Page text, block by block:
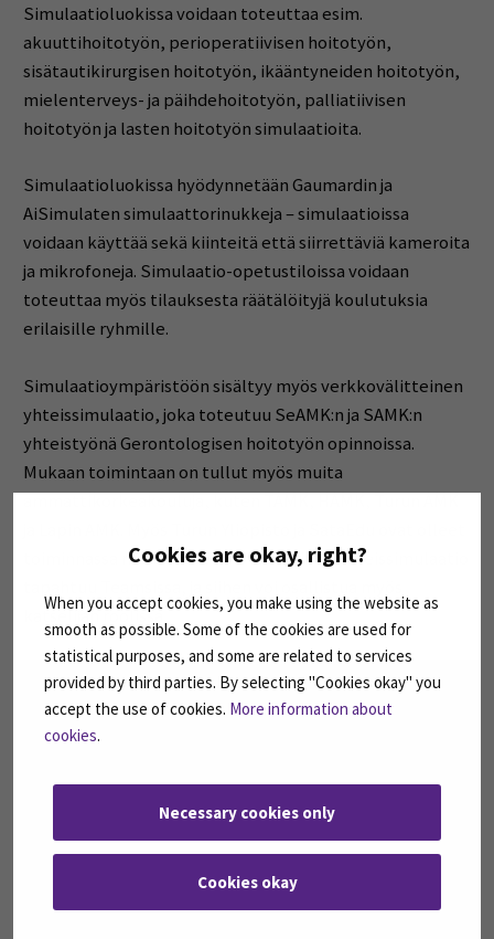
Cookies are okay, right?
When you accept cookies, you make using the website as
smooth as possible. Some of the cookies are used for
statistical purposes, and some are related to services
provided by third parties. By selecting "Cookies okay" you
accept the use of cookies. More information about
cookies.
Necessary cookies only
Cookies okay
Simulaatioluokissa voidaan toteuttaa esim.
akuuttihoitotyön, perioperatiivisen hoitotyön,
sisätautikirurgisen hoitotyön, ikääntyneiden hoitotyön,
mielenterveys- ja päihdehoitotyön, palliatiivisen
hoitotyön ja lasten hoitotyön simulaatioita.
Simulaatioluokissa hyödynnetään Gaumardin ja
AiSimulaten simulaattorinukkeja – simulaatioissa
voidaan käyttää sekä kiinteitä että siirrettäviä kameroita
ja mikrofoneja. Simulaatio-opetustiloissa voidaan
toteuttaa myös tilauksesta räätälöityjä koulutuksia
erilaisille ryhmille.
Simulaatioympäristöön sisältyy myös verkkovälitteinen
yhteissimulaatio, joka toteutuu SeAMK:n ja SAMK:n
yhteistyönä Gerontologisen hoitotyön opinnoissa.
Mukaan toimintaan on tullut myös muita
toiminnassa mukana. Verkkovälitteinen yhteissimulaatio
katselijan roolissa.
Ole hyvä ja hyväksy markkinointievästeet
katsoaksesi
videon.
Ole hyvä jahyväksy markkinointievästeetkatsoaksesi
videon.